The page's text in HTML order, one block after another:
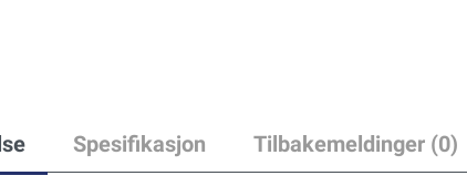
Spesifikasjon Tilbakemeldinger (0)